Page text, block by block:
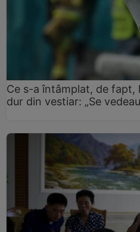
Ce s-a întâmplat, de fapt,
dur din vestiar: „Se